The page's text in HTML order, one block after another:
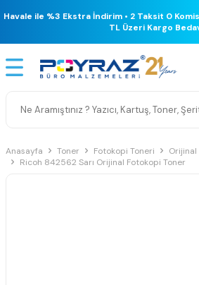
Havale ile %3 Ekstra İndirim • 2 Taksit 0
TL Üzeri Kargo
Anasayfa Toner Fotokopi Toneri
Orijinal
Ricoh 842562 Sarı Orijinal Fotokopi Toner